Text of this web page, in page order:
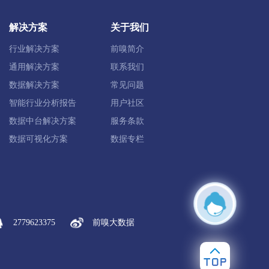
安图县
解决方案
行业解决方案
通用解决方案
数据解决方案
智能行业分析报告
数据中台解决方案
数据可视化方案
关于我们
前嗅简介
联系我们
常见问题
用户社区
服务条款
数据专栏
2779623375 前嗅大数据